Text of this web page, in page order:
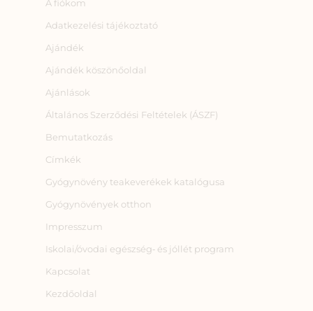
A fiókom
Adatkezelési tájékoztató
Ajándék
Ajándék köszönőoldal
Ajánlások
Általános Szerződési Feltételek (ÁSZF)
Bemutatkozás
Címkék
Gyógynövény teakeverékek katalógusa
Gyógynövények otthon
Impresszum
Iskolai/óvodai egészség‑ és jóllét program
Kapcsolat
Kezdőoldal